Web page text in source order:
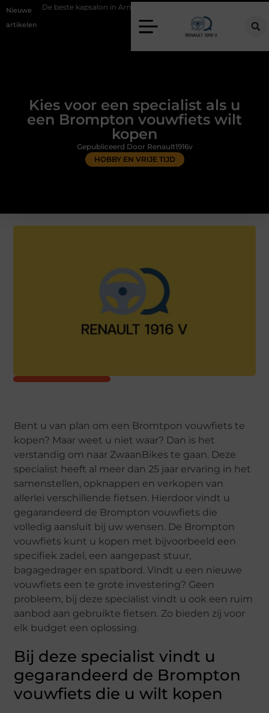
Nieuwe
artikelen
kapsalon in Arnhem: meer dan alleen een knipbeurt
Kies voor een specialist als u
een Brompton vouwfiets wilt
kopen
HOBBY EN VRIJE TIJD
Gepubliceerd Door Renault1916v
Bent u van plan om een Bromtpon vouwfiets te
kopen? Maar weet u niet waar? Dan is het
verstandig om naar ZwaanBikes te gaan. Deze
specialist heeft al meer dan 25 jaar ervaring in het
samenstellen, opknappen en verkopen van
allerlei verschillende fietsen. Hierdoor vindt u
gegarandeerd de Brompton vouwfiets die
volledig aansluit bij uw wensen. De Brompton
vouwfiets kunt u kopen met bijvoorbeeld een
specifiek zadel, een aangepast stuur,
bagagedrager en spatbord. Vindt u een nieuwe
vouwfiets een te grote investering? Geen
probleem, bij deze specialist vindt u ook een ruim
aanbod aan gebruikte fietsen. Zo bieden zij voor
elk budget een oplossing.
Bij deze specialist vindt u
gegarandeerd de Brompton
vouwfiets die u wilt kopen